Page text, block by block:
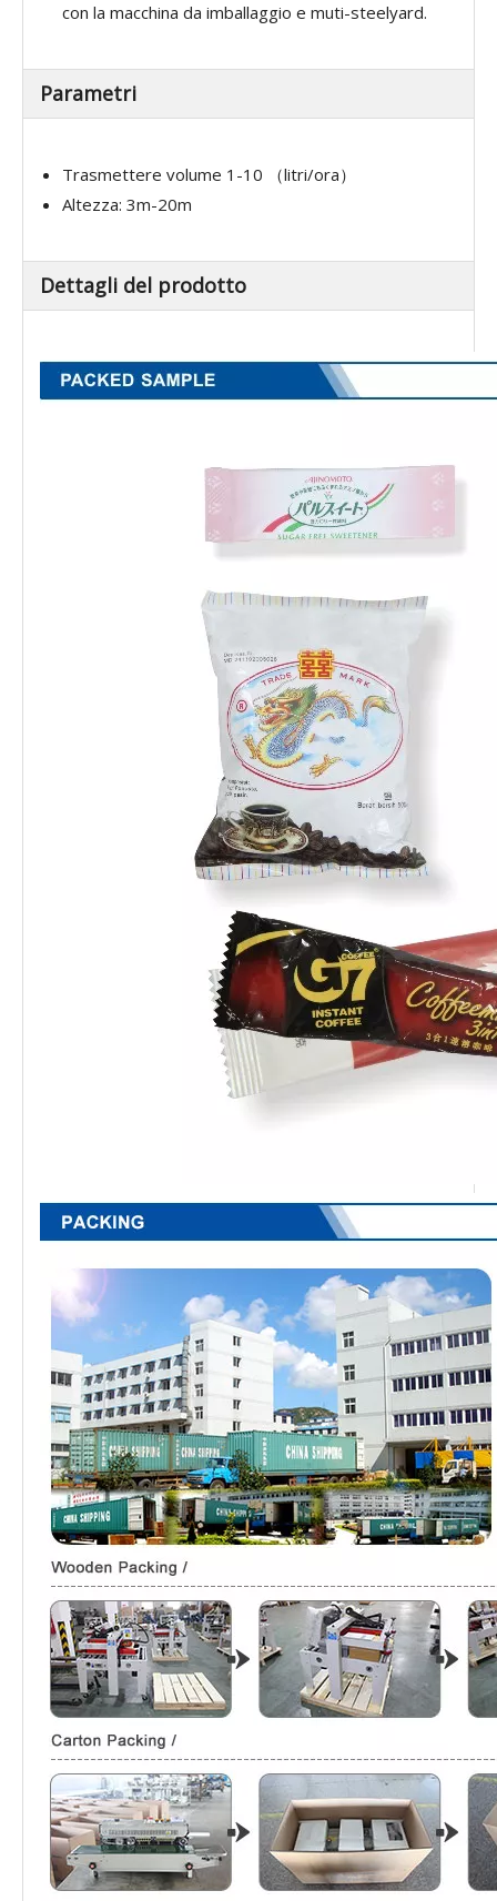
con la macchina da imballaggio e muti-steelyard.
Parametri
Trasmettere volume 1-10 （litri/ora）
Altezza: 3m-20m
Dettagli del prodotto